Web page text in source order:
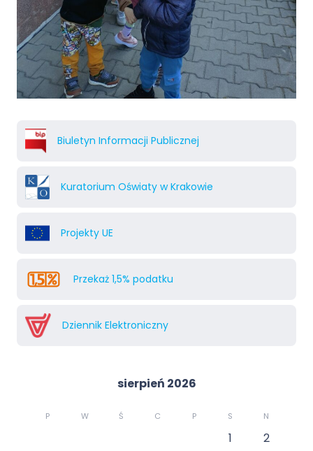
Biuletyn Informacji Publicznej
Kuratorium Oświaty w Krakowie
Projekty UE
Przekaż 1,5% podatku
Dziennik Elektroniczny
sierpień 2026
P W Ś C P S N
1
2